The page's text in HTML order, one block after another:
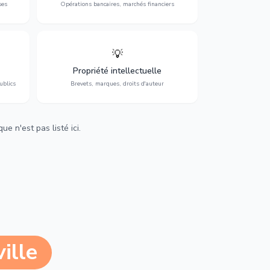
Opérations bancaires, marchés financiers
💡
Propriété intellectuelle
Brevets, marques, droits d'auteur
Protection de vos créations : brevets,
marques, droits d'auteur et lutte contre la
contrefaçon.
n'est pas listé ici.